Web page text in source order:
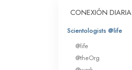
CONEXIÓN DIARIA
Scientologists @life
@life
@theOrg